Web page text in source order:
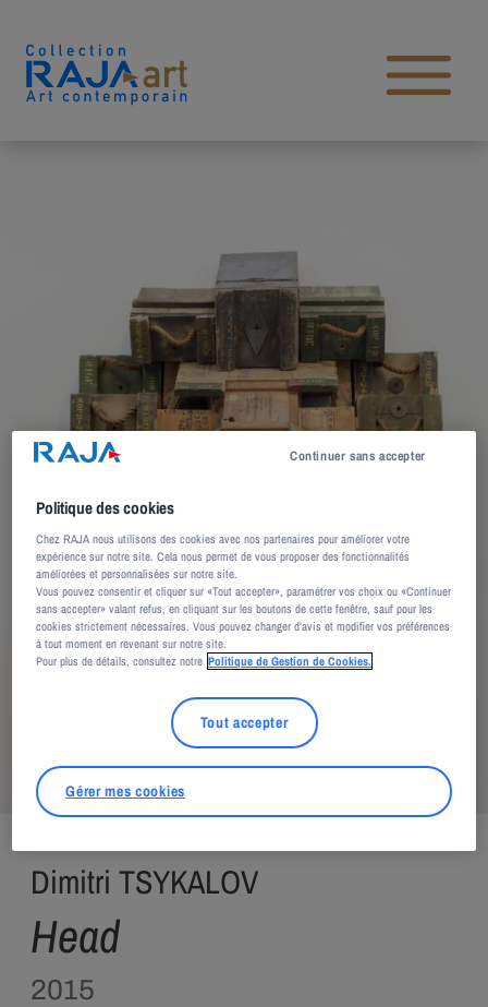
Open main menu
Dimitri TSYKALOV
Head
2015
Politique des cookies
Chez RAJA nous utilisons des cookies avec nos partenaires pour améliorer votre
expérience sur notre site. Cela nous permet de vous proposer des fonctionnalités
améliorées et personnalisées sur notre site.
Vous pouvez consentir et cliquer sur «Tout accepter», paramétrer vos choix ou «Continuer
sans accepter» valant refus, en cliquant sur les boutons de cette fenêtre, sauf pour les
cookies strictement nécessaires. Vous pouvez changer d’avis et modifier vos préférences
à tout moment en revenant sur notre site.
Pour plus de détails, consultez notre Politique de Gestion de Cookies.
Continuer sans accepter
Tout accepter
Gérer mes cookies